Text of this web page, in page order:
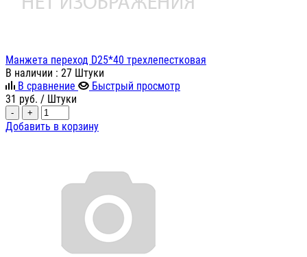
Манжета переход D25*40 трехлепестковая
В наличии : 27 Штуки
В сравнение
Быстрый просмотр
31 руб. / Штуки
- +
Добавить в корзину